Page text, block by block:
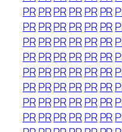
PRPRPRPRPR PR
PRPRPRPRPR PR
PRPRPRPRPR PR
PRPRPRPRPR PR
PRPRPRPRPR PR
PRPRPRPRPR PR
PRPRPRPRPR PR
PRPRPRPRPR PR